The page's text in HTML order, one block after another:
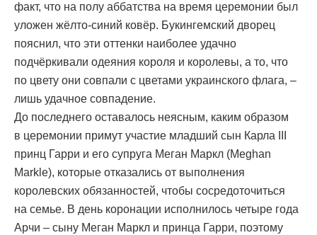
факт, что на полу аббатства на время церемонии был
уложен жёлто-синий ковёр. Букингемский дворец
пояснил, что эти оттенки наиболее удачно
подчёркивали одеяния короля и королевы, а то, что
по цвету они совпали с цветами украинского флага, –
лишь удачное совпадение.
До последнего оставалось неясным, каким образом
в церемонии примут участие младший сын Карла III
принц Гарри и его супруга Меган Маркл (Meghan
Markle), которые отказались от выполнения
королевских обязанностей, чтобы сосредоточиться
на семье. В день коронации исполнилось четыре года
Арчи – сыну Меган Маркл и принца Гарри, поэтому